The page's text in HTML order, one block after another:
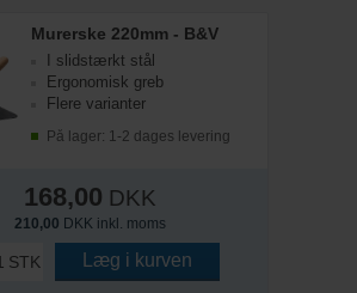
Murerske 220mm - B&V
I slidstærkt stål
Ergonomisk greb
Flere varianter
På lager: 1-2 dages levering
168,00 DKK
210,00 DKK inkl. moms
STK Læg i kurven